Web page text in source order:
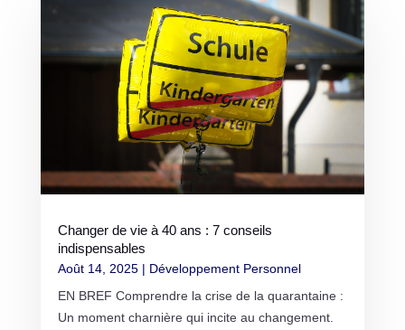
Changer de vie à 40 ans : 7 conseils
indispensables
Août 14, 2025| Développement Personnel
EN BREF Comprendre la crise de la quarantaine :
Un moment charnière qui incite au changement.